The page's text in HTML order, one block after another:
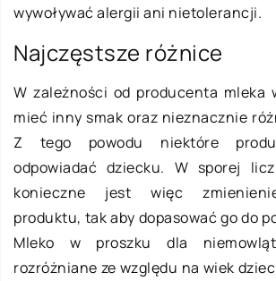
wywoływać alergii ani nietolerancji.
Najczęstsze różnice
W zależności od producenta mleka
mieć inny smak oraz nieznacznie
Z tego powodu niektóre
odpowiadać dziecku. W sporej
konieczne jest więc
produktu, tak aby dopasować go do
Mleko w proszku dla
rozróżniane ze względu na wiek